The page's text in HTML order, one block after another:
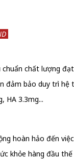
chất lượng
đảm bảo duy trì
HA 3.3mg...
hoàn hảo đến
khỏe hàng đầu thế